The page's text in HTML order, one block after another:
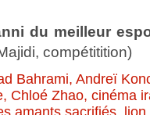
du meilleur
compétitition)
Bahrami,Andreï
, Chloé Zhao,cinéma
amants sacrifiés,